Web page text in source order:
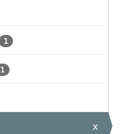
1
1
x